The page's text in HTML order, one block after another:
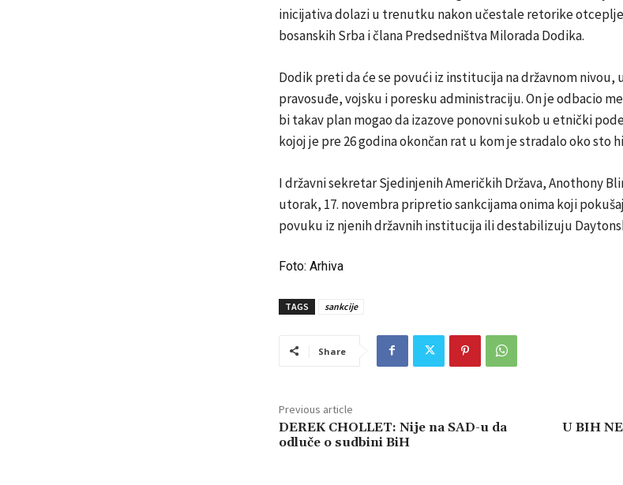
inicijativa dolazi u trenutku nakon učestale retorike
bosanskih Srba i člana Predsedništva Milorada Dodika.
Dodik preti da će se povući iz institucija na državnom
pravosuđe, vojsku i poresku administraciju. On je odbacio
bi takav plan mogao da izazove ponovni sukob u etnički
kojoj je pre 26 godina okončan rat u kom je stradalo oko sto
I državni sekretar Sjedinjenih Američkih Država, Anothony
utorak, 17. novembra pripretio sankcijama onima koji
povuku iz njenih državnih institucija ili destabilizuju
Foto: Arhiva
TAGS sankcije
Share
Previous article
DEREK CHOLLET: Nije na SAD-u da
odluče o sudbini BiH
U BIH